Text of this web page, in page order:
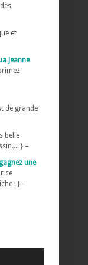
et
Jeanne
de grande
belle
} –
une
ce
! } –